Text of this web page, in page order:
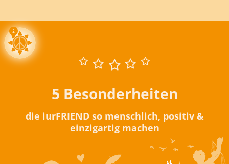
5 Besonderheiten
die iurFRIEND so menschlich, positiv &
einzigartig machen